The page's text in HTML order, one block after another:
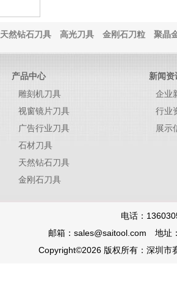
天然钻石刀具 高光刀具 金刚石刀粒 聚晶
产品中心
新闻资
雕刻机刀具
视窗镜片刀具
广告行业刀具
石材刀具
天然钻石刀具
金刚石刀具
企业
行业
展示
电话：
邮箱：sales@saitool.com 地址
Copyright©2026 版权所有：深圳